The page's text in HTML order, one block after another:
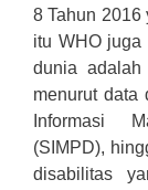
8 Tahun 2016
itu WHO juga
dunia adalah
menurut data
Informasi
(SIMPD),
disabilitas